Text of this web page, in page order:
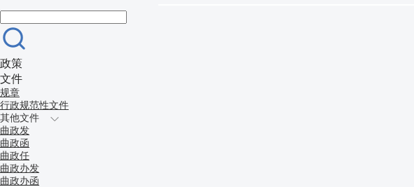
政策
文件
规章
行政规范性文件
其他文件
曲政发
曲政函
曲政任
曲政办发
曲政办函